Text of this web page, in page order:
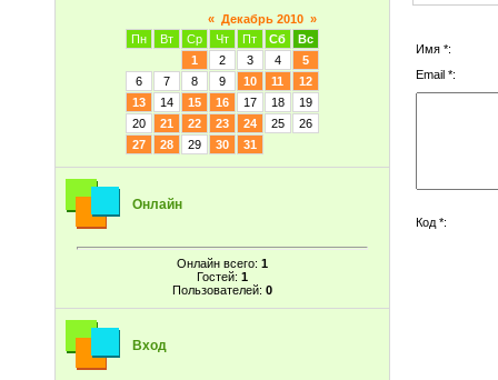
« Декабрь 2010 »
Пн
Вт Ср Чт Пт Сб
Вс
1
2 3 4
5
6
7 8 9 10 11
12
13
14 15 16 17 18
19
20
21 22 23 24 25
26
27
28 29 30 31
Онлайн
Онлайн всего: 1
Гостей: 1
Пользователей: 0
Вход
Имя *:
Email *:
Код *: